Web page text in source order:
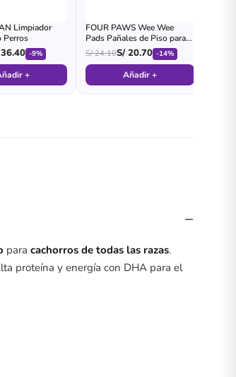
Limpiador
Perros
-9%
+
FOUR PAWS Wee Wee
Pads Pañales de Piso para
Perro
S/24.10S/20.70 -14%
Añadir +
−
paracachorros de todas las razas.
proteína y energía con DHA para el